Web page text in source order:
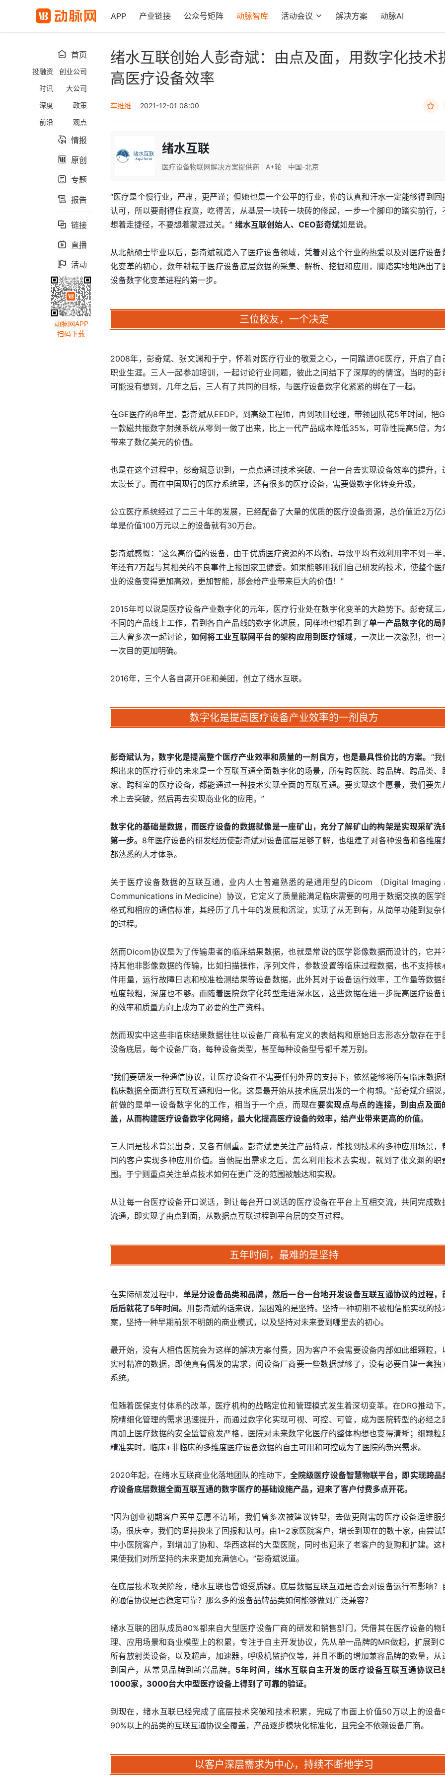
APP 产业链接 公众号矩阵 动脉智库 活动会议 解决方案 动脉AI
 首页
投融资
创业公司
时讯
大公司
深度
政策
前沿
观点
 情报
 原创
 专题
 报告
 链接
 直播
 活动
动脉网APP
扫码下载
绪水互联创始人彭奇斌：由点及面，用数字化技术
高医疗设备效率
车维维 2021-12-01 08:00 
绪水互联
医疗设备物联网解决方案提供商 A+轮 中国-北京
“医疗是个慢行业，严肃，更严谨；但她也是一个公平的行业，你的认真和汗水一定能够得到回
认可，所以要耐得住寂寞，吃得苦，从基层一块砖一块砖的修起，一步一个脚印的踏实前行，
想着走捷径，不要想着蒙混过关。” 绪水互联创始人、CEO彭奇斌如是说。
从北航硕士毕业以后，彭奇斌就踏入了医疗设备领域，凭着对这个行业的热爱以及对医疗设备
化变革的初心，数年耕耘于医疗设备底层数据的采集、解析、挖掘和应用，脚踏实地地跨出了
设备数字化变革进程的第一步。
三位校友，一个决定
2008年，彭奇斌、张文渊和于宁，怀着对医疗行业的敬爱之心，一同踏进GE医疗，开启了自
职业生涯。三人一起参加培训，一起讨论行业问题，彼此之间结下了深厚的的情谊。当时的彭
可能没有想到，几年之后，三人有了共同的目标，与医疗设备数字化紧紧的绑在了一起。
在GE医疗的8年里，彭奇斌从EEDP，到高级工程师，再到项目经理，带领团队花5年时间，把
一款磁共振数字射频系统从零到一做了出来，比上一代产品成本降低35%，可靠性提高5倍，为
带来了数亿美元的价值。
也是在这个过程中，彭奇斌意识到，一点点通过技术突破、一台一台去实现设备效率的提升，
太漫长了。而在中国现行的医疗系统里，还有很多的医疗设备，需要做数字化转变升级。
公立医疗系统经过了二三十年的发展，已经配备了大量的优质的医疗设备资源，总价值近2万亿
单是价值100万元以上的设备就有30万台。
彭奇斌感慨：“这么高价值的设备，由于优质医疗资源的不均衡，导致平均有效利用率不到一半
年还有7万起与其相关的不良事件上报国家卫健委。如果能够用我们自己研发的技术，使整个医
业的设备变得更加高效，更加智能，那会给产业带来巨大的价值！”
2015年可以说是医疗设备产业数字化的元年，医疗行业处在数字化变革的大趋势下。彭奇斌三
不同的产品线上工作，看到各自产品线的数字化进展，同样地也都看到了单一产品数字化的局
三人曾多次一起讨论， 如何将工业互联网平台的架构应用到医疗领域，一次比一次激烈，也一
一次目的更加明确。
2016年，三个人各自离开GE和美团，创立了绪水互联。
数字化是提高医疗设备产业效率的一剂良方
彭奇斌认为，数字化是提高整个医疗产业效率和质量的一剂良方，也是最具性价比的方案。 “我
想出来的医疗行业的未来是一个互联互通全面数字化的场景，所有跨医院、跨品牌、跨品类、
家、跨科室的医疗设备，都能通过一种技术实现全面的互联互通。要实现这个愿景，我们要先
术上去突破，然后再去实现商业化的应用。”
数字化的基础是数据，而医疗设备的数据就像是一座矿山，充分了解矿山的构架是实现采矿洗
第一步。 8年医疗设备的研发经历使彭奇斌对设备底层足够了解，也组建了对各种设备和各维度
都熟悉的人才体系。
关于医疗设备数据的互联互通，业内人士普遍熟悉的是通用型的Dicom （Digital Imaging
Communications in Medicine）协议，它定义了质量能满足临床需要的可用于数据交换的医学
格式和相应的通信标准，其经历了几十年的发展和沉淀，实现了从无到有，从简单功能到复杂
的过程。
然而Dicom协议是为了传输患者的临床结果数据，也就是常说的医学影像数据而设计的，它并
持其他非影像数据的传输，比如扫描操作，序列文件，参数设置等临床过程数据，也不支持核
件用量，运行故障日志和校准检测结果等设备数据，此外其对于设备运行效率，工作量等数据
粒度较粗，深度也不够。而随着医院数字化转型走进深水区，这些数据在进一步提高医疗设备
的效率和质量方向上成为了必要的生产资料。
然而现实中这些非临床结果数据往往以设备厂商私有定义的表结构和原始日志形态分散存在于
设备底层，每个设备厂商，每种设备类型，甚至每种设备型号都千差万别。
“我们要研发一种通信协议，让医疗设备在不需要任何外界的支持下，依然能够将所有临床数据
临床数据全面进行互联互通和归一化。这是最开始从技术底层出发的一个构想。”彭奇斌介绍说
前做的是单一设备数字化的工作，相当于一个点，而现在要实现点与点的连接，到由点及面
盖，从而构建医疗设备数字化网络，最大化提高医疗设备的效率，给产业带来更高的价值。
三人同是技术背景出身，又各有侧重。彭奇斌更关注产品特点，能找到技术的多种应用场景，
同的客户实现多种应用价值。当他提出需求之后，怎么利用技术去实现，就到了张文渊的职
围。于宁则重点关注单点技术如何在更广泛的范围被触达和实现。
从让每一台医疗设备开口说话，到让每台开口说话的医疗设备在平台上互相交流，共同完成数
流通，即实现了由点到面，从数据点互联过程到平台层的交互过程。
五年时间，最难的是坚持
在实际研发过程中， 单是分设备品类和品牌，然后一台一台地开发设备互联互通协议的过程，
后后就花了5年时间。 用彭奇斌的话来说，最困难的是坚持。坚持一种初期不被相信能实现的技
案，坚持一种早期前景不明朗的商业模式，以及坚持对未来要到哪里去的初心。
最开始，没有人相信医院会为这样的解决方案付费，因为客户不会需要设备内部如此细颗粒，
实时精准的数据，即使真有偶发的需求，问设备厂商要一些数据就够了，没有必要自建一套独
系统。
但随着医保支付体系的改革，医疗机构的战略定位和管理模式发生着深切变革。在DRG推动下
院精细化管理的需求迅速提升，而通过数字化实现可视、可控、可管，成为医院转型的必经之
再加上医疗数据的安全监管愈发严格，医院对未来数字化医疗的整体构想也变得清晰；细颗粒
精准实时，临床+非临床的多维度医疗设备数据的自主可用和可控成为了医院的新兴需求。
2020年起，在绪水互联商业化落地团队的推动下，全院级医疗设备智慧物联平台，即实现跨品
疗设备底层数据全面互联互通的数字医疗的基础设施产品，迎来了客户付费多点开花。
“因为创业初期客户买单意愿不清晰，我们曾多次被建议转型，去做更刚需的医疗设备运维服
场。很庆幸，我们的坚持换来了回报和认可。由1~2家医院客户，增长到现在的数十家，由尝试
中小医院客户，到增加了协和、华西这样的大型医院，同时也迎来了老客户的复购和扩建。这
果使我们对所坚持的未来更加充满信心。”彭奇斌说道。
在底层技术攻关阶段，绪水互联也曾饱受质疑。底层数据互联互通是否会对设备运行有影响？
的通信协议是否稳定可靠？那么多的设备品牌品类如何能够做到广泛兼容？
绪水互联的团队成员80%都来自大型医疗设备厂商的研发和销售部门，凭借其在医疗设备的物
理、应用场景和商业模型上的积累，专注于自主开发协议，先从单一品牌的MR做起，扩展到
所有放射类设备，以及超声，加速器，呼吸机监护仪等，并且不断的增加兼容品牌的数量，从
到国产，从常见品牌到新兴品牌。 5年时间，绪水互联自主开发的医疗设备互联互通协议已
1000家，3000台大中型医疗设备上得到了可靠的验证。
到现在，绪水互联已经完成了底层技术突破和技术积累，完成了市面上价值50万以上的设备
90%以上的品类的互联互通协议全覆盖，产品逐步模块化标准化，且完全不依赖设备厂商。
以客户深层需求为中心，持续不断地学习